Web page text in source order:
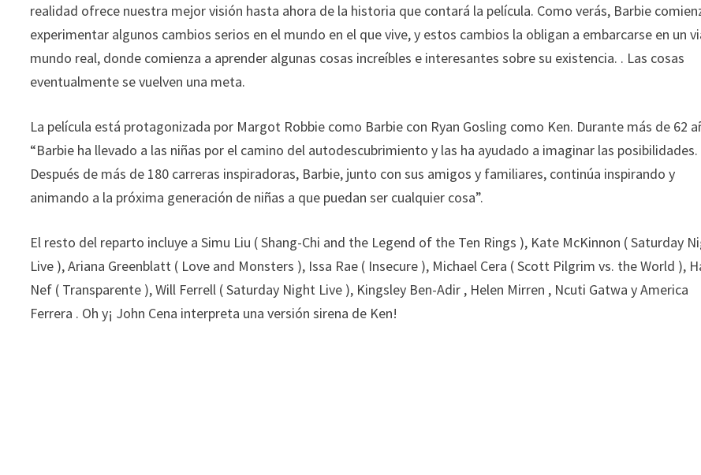
realidad ofrece nuestra mejor visión hasta ahora de la historia que contará la película. Como verás, Barbie
experimentar algunos cambios serios en el mundo en el que vive, y estos cambios la obligan a embarcarse en un
mundo real, donde comienza a aprender algunas cosas increíbles e interesantes sobre su existencia. . Las cosas
eventualmente se vuelven una meta.
La película está protagonizada por Margot Robbie como Barbie con Ryan Gosling como Ken. Durante más de 62
“Barbie ha llevado a las niñas por el camino del autodescubrimiento y las ha ayudado a imaginar las posibilidades.
Después de más de 180 carreras inspiradoras, Barbie, junto con sus amigos y familiares, continúa inspirando y
animando a la próxima generación de niñas a que puedan ser cualquier cosa”.
El resto del reparto incluye a Simu Liu ( Shang-Chi and the Legend of the Ten Rings ), Kate McKinnon ( Saturday
Live ), Ariana Greenblatt ( Love and Monsters ), Issa Rae ( Insecure ), Michael Cera ( Scott Pilgrim vs. the World ),
Nef ( Transparente ), Will Ferrell ( Saturday Night Live ), Kingsley Ben-Adir , Helen Mirren , Ncuti Gatwa y America
Ferrera . Oh y¡ John Cena interpreta una versión sirena de Ken!